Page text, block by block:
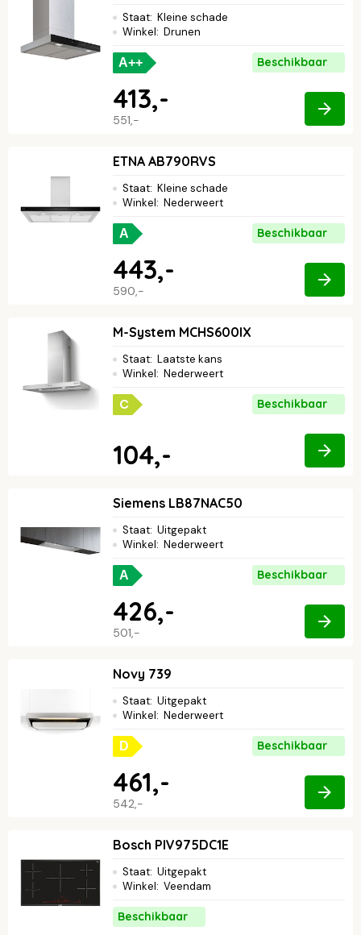
Staat: Kleine schade
Winkel: Drunen
A++ Beschikbaar
551,-
413,-
ETNA AB790RVS
Staat: Kleine schade
Winkel: Nederweert
A Beschikbaar
590,-
443,-
M-System MCHS600IX
Staat: Laatste kans
Winkel: Nederweert
C Beschikbaar
104,-
Siemens LB87NAC50
Staat: Uitgepakt
Winkel: Nederweert
A Beschikbaar
501,-
426,-
Novy 739
Staat: Uitgepakt
Winkel: Nederweert
D Beschikbaar
542,-
461,-
Bosch PIV975DC1E
Staat: Uitgepakt
Winkel: Veendam
Beschikbaar